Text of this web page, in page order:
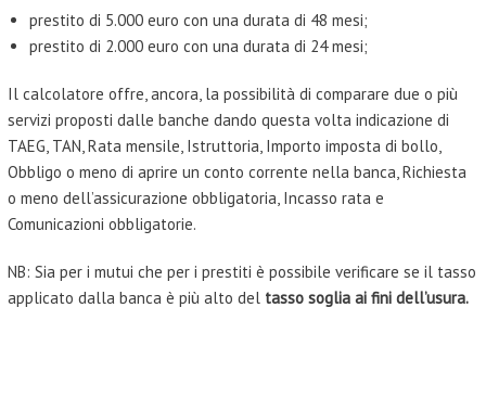
prestito di 5.000 euro con una durata di 48 mesi;
prestito di 2.000 euro con una durata di 24 mesi;
Il calcolatore offre, ancora, la possibilità di comparare due o più
servizi proposti dalle banche dando questa volta indicazione di
TAEG, TAN, Rata mensile, Istruttoria, Importo imposta di bollo,
Obbligo o meno di aprire un conto corrente nella banca, Richiesta
o meno dell’assicurazione obbligatoria, Incasso rata e
Comunicazioni obbligatorie.
NB: Sia per i mutui che per i prestiti è possibile verificare se il tasso
applicato dalla banca è più alto del tasso soglia ai fini dell’usura.